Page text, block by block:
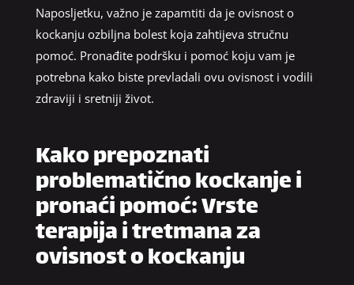
Naposljetku, važno je zapamtiti da je ovisnost o
kockanju ozbiljna bolest koja zahtijeva stručnu
pomoć. Pronađite podršku i pomoć koju vam je
potrebna kako biste prevladali ovu ovisnost i vodili
zdraviji i sretniji život.
Kako prepoznati
problematično kockanje i
pronaći pomoć: Vrste
terapija i tretmana za
ovisnost o kockanju